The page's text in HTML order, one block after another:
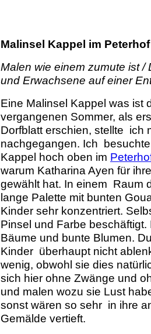
Malinsel Kappel im
Malen wie einem zumute ist /
und Erwachsene auf einer
Eine Malinsel Kappel was ist
vergangenen Sommer, als
Dorfblatt erschien, stellte ich
nachgegangen. Ich
Kappel hoch oben im
warum Katharina Ayen für
gewählt hat. In einem Raum
lange Palette mit bunten
Kinder sehr konzentriert.
Pinsel und Farbe
Bäume und bunte Blumen.
Kinder überhaupt nicht
wenig, obwohl sie dies
sich hier ohne Zwänge und
und malen wozu sie Lust
sonst wären so sehr in ihre
Gemälde vertieft.